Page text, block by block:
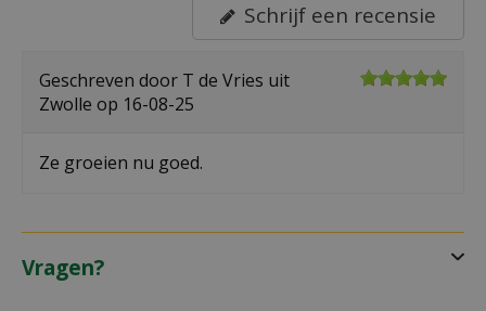
Schrijf een recensie
Geschreven door T de Vries uit
Zwolle op 16-08-25
Ze groeien nu goed.
Vragen?